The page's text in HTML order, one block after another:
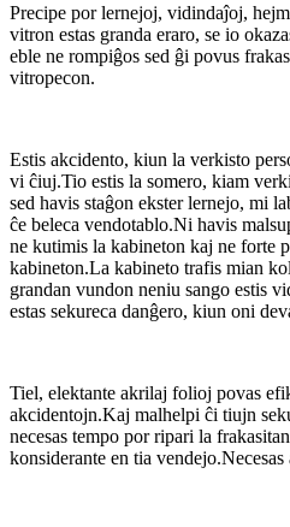
Precipe por lernejoj, vidindaĵoj,
vitron estas granda eraro, se io
eble ne rompiĝos sed ĝi povus
vitropecon.
Estis akcidento, kiun la verkisto
vi ĉiuj.Tio estis la somero, kiam
sed havis staĝon ekster lernejo, mi
ĉe beleca vendotablo.Ni havis
ne kutimis la kabineton kaj ne forte
kabineton.La kabineto trafis mian
grandan vundon neniu sango estis
estas sekureca danĝero, kiun oni
Tiel, elektante akrilaj folioj povas
akcidentojn.Kaj malhelpi ĉi tiujn
necesas tempo por ripari la
konsiderante en tia